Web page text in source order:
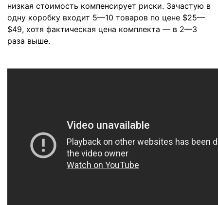
низкая стоимость компенсирует риски. Зачастую в
одну коробку входит 5—10 товаров по цене $25—
$49, хотя фактическая цена комплекта — в 2—3
раза выше.